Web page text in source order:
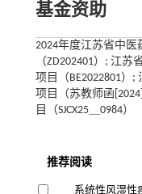
基金资助
2024年度江苏省中医
（ZD202401）; 江
项目（BE2022801）
项目（苏教师函
目（SJCX25＿0984）